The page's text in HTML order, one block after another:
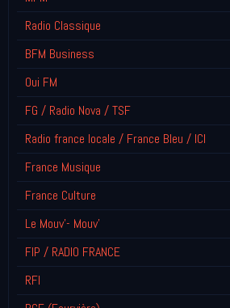
Radio Classique
BFM Business
Oui FM
FG / Radio Nova / TSF
Radio france locale / France Bleu / ICI
France Musique
France Culture
Le Mouv'- Mouv'
FIP / RADIO FRANCE
RFI